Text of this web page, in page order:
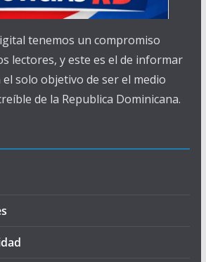
tenemos un compromiso
lectores, y este es el de informar
el solo objetivo de ser el medio
de la Republica Dominicana.